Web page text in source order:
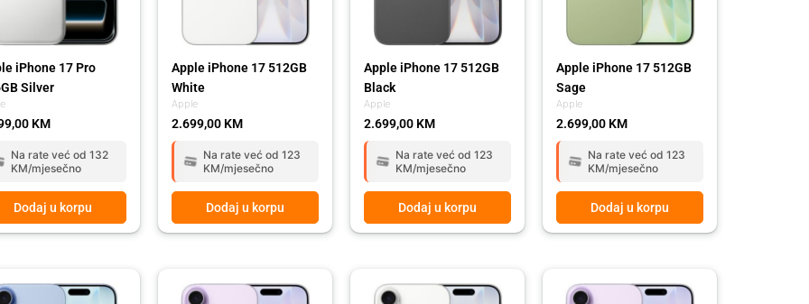
iPhone 17 Pro
Silver
KM
Na rate već od 132
KM/mjesečno
Dodaj u korpu
Apple
Apple iPhone 17 512GB
White
2.699,00 KM
Na rate već od 123
KM/mjesečno
Dodaj u korpu
Apple
Apple iPhone 17 512GB
Black
2.699,00 KM
Na rate već od 123
KM/mjesečno
Dodaj u korpu
Apple
Apple iPhone 17 512GB
Sage
2.699,00 KM
Na rate već od 123
KM/mjesečno
Dodaj u korpu